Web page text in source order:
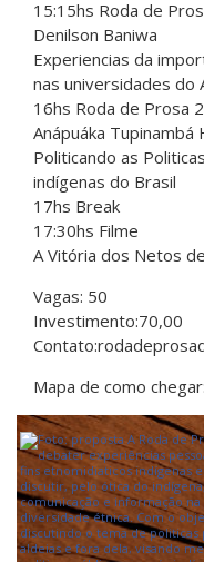
15:15hs Roda de
Denilson Baniwa
Experiencias da
nas universidades do
16hs Roda de Prosa 2
Anápuáka Tupinambá
Politicando as
indígenas do Brasil
17hs Break
17:30hs Filme
A Vitória dos Netos
Vagas: 50
Investimento:70,00
Mapa de como chegar: